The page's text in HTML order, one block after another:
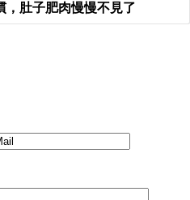
，肚子肥肉慢慢不見了